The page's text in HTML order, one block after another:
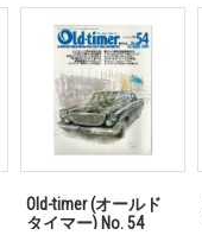
Old-timer (オールド
タイマー) No. 54